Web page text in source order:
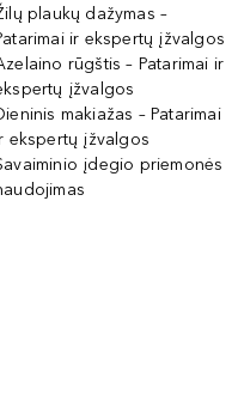
plaukų dažymas –
ir ekspertų įžvalgos
rūgštis – Patarimai ir
įžvalgos
makiažas – Patarimai
ekspertų įžvalgos
įdegio priemonės